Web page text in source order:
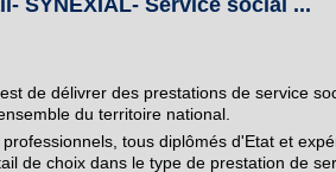
SYNEXIAL- Service social ...
de délivrer des prestations de service
du territoire national.
tous diplômés d'Etat et
de choix dans le type de prestation de